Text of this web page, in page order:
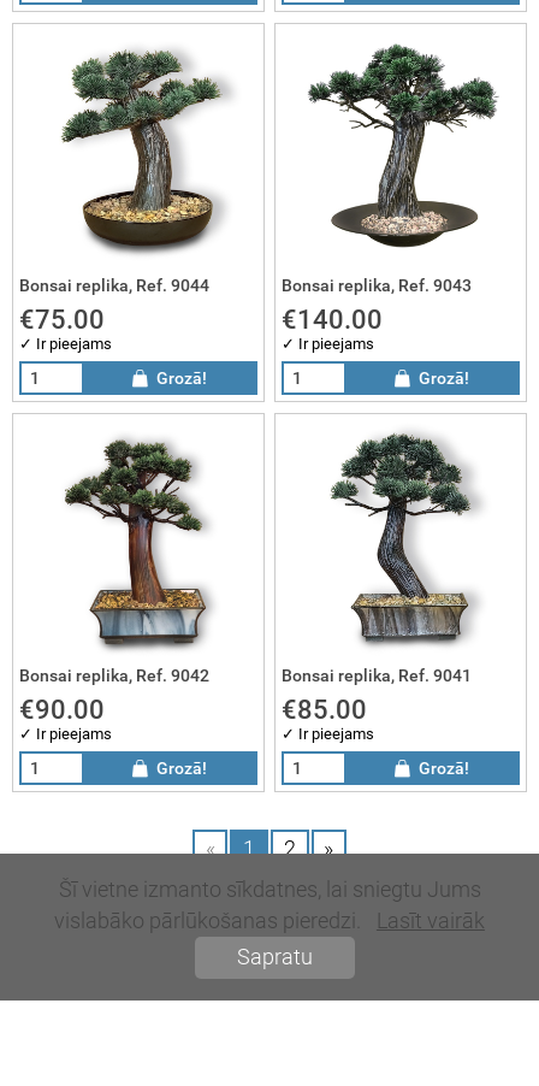
Bonsai replika, Ref. 9044
€75.00
✓ Ir pieejams
Grozā!
Bonsai replika, Ref. 9043
€140.00
✓ Ir pieejams
Grozā!
Bonsai replika, Ref. 9042
€90.00
✓ Ir pieejams
Grozā!
Bonsai replika, Ref. 9041
€85.00
✓ Ir pieejams
Grozā!
« 1 2 »
Šī vietne izmanto sīkdatnes, lai sniegtu Jums
vislabāko pārlūkošanas pieredzi.
Lasīt vairāk
Sapratu